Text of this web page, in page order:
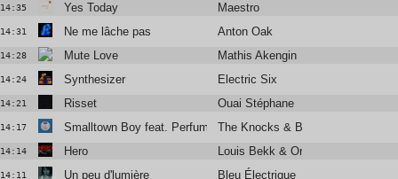
14:35 Yes Today Maestro
14:31 Ne me lâche pas Anton Oak
14:28 Mute Love Mathis Akengin
14:24 Synthesizer Electric Six
14:21 Risset Ouai Stéphane
14:17 Smalltown Boy feat. Perfume GeniusThe Knocks & Bronski Beat
14:14 Hero Louis Bekk & Orem
14:11 Un peu d'lumière Bleu Électrique